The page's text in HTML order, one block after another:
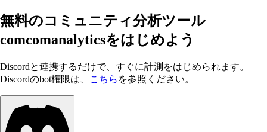
無料のコミュニティ分析ツール
comcomanalyticsをはじめよう
Discordと連携するだけで、すぐに計測をはじめられます。
Discordのbot権限は、
こちら を参照ください。